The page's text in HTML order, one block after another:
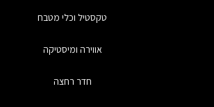
טקסטיל וכלי מטבח
אווירה ומיסטיקה
חדר רחצה